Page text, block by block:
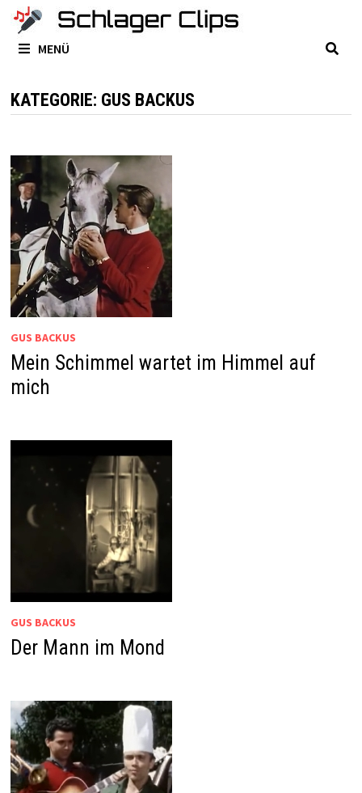
Zum
Inhalt
springenMENÜ
KATEGORIE: GUS BACKUS
GUS BACKUS
Mein Schimmel wartet im Himmel auf
mich
GUS BACKUS
Der Mann im Mond